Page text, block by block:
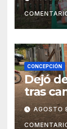
CONCEPCIÓN
Dejó
tras
ahora
AGOSTO